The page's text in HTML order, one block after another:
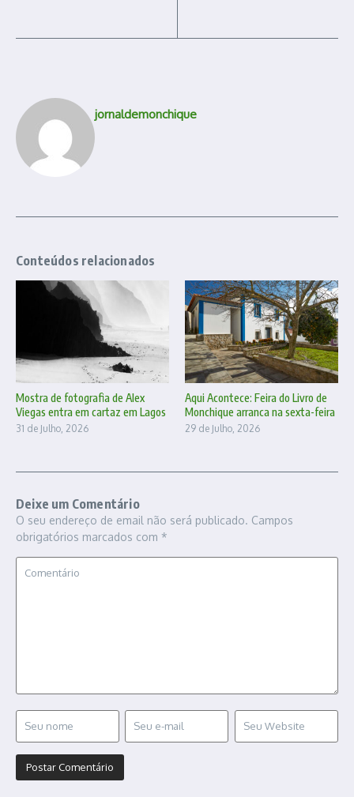
jornaldemonchique
Conteúdos relacionados
Mostra de fotografia de Alex
Viegas entra em cartaz em Lagos
31 de Julho, 2026
Aqui Acontece: Feira do Livro de
Monchique arranca na sexta-feira
29 de Julho, 2026
Deixe um Comentário
O seu endereço de email não será publicado. Campos
obrigatórios marcados com *